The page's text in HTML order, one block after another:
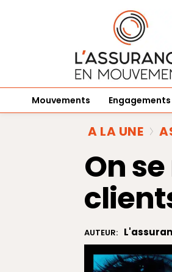
Mouvements Engagements
A LA UNE
On
AUTEUR: